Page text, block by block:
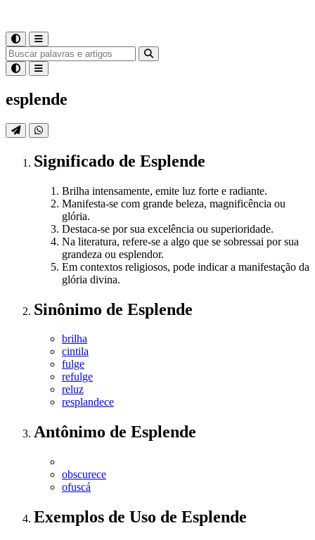
esplende
Significado de Esplende
Brilha intensamente, emite luz forte e radiante.
Manifesta-se com grande beleza, magnificência ou
glória.
Destaca-se por sua excelência ou superioridade.
Na literatura, refere-se a algo que se sobressai por sua
grandeza ou esplendor.
Em contextos religiosos, pode indicar a manifestação da
glória divina.
Sinônimo de Esplende
brilha
cintila
fulge
refulge
reluz
resplandece
Antônimo de Esplende
obscurece
ofuscá
Exemplos de Uso de Esplende